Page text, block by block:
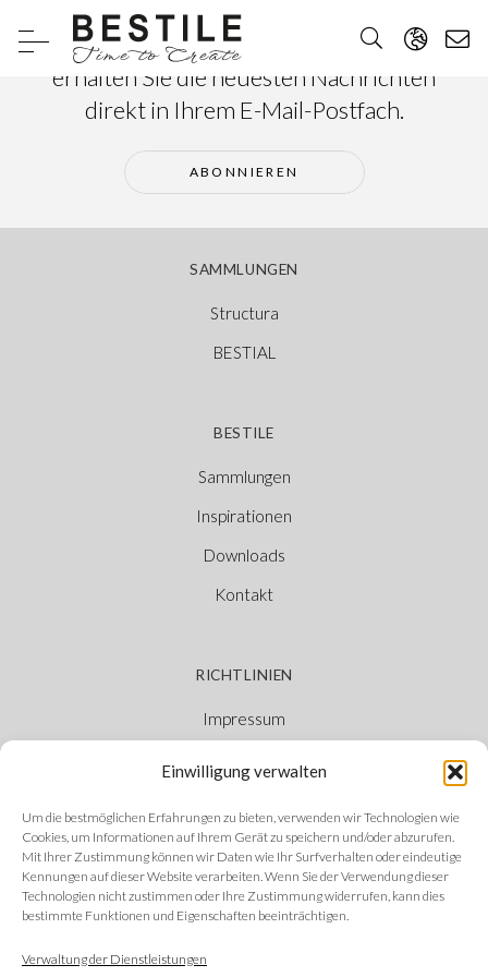
Einwilligung verwalten
Um die bestmöglichen Erfahrungen zu bieten, verwenden wir Technologien wie
Cookies, um Informationen auf Ihrem Gerät zu speichern und/oder abzurufen.
Mit Ihrer Zustimmung können wir Daten wie Ihr Surfverhalten oder eindeutige
Kennungen auf dieser Website verarbeiten. Wenn Sie der Verwendung dieser
Technologien nicht zustimmen oder Ihre Zustimmung widerrufen, kann dies
bestimmte Funktionen und Eigenschaften beeinträchtigen.
Verwaltung der Dienstleistungen
Abonnieren Sie unseren Newsletter und
erhalten Sie die neuesten Nachrichten
direkt in Ihrem E-Mail-Postfach.
ABONNIEREN
SAMMLUNGEN
Structura
BESTIAL
BESTILE
Sammlungen
Inspirationen
Downloads
Kontakt
RICHTLINIEN
Impressum
Ethischer Kanal
FOLGEN SIE UNS